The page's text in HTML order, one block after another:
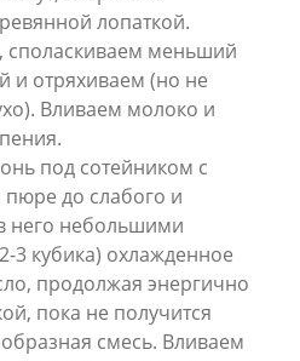
лопаткой.
меньший
и отряхиваем (но не
Вливаем молоко и
под сотейником с
до слабого и
него небольшими
3 кубика) охлажденное
продолжая энергично
пока не получится
смесь. Вливаем